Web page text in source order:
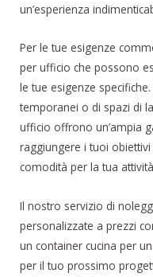
un’esperienza
Per le tue esigenze
per ufficio che possono
le tue esigenze
temporanei o di spazi di
ufficio offrono un’ampia
raggiungere i tuoi
comodità per la tua
Il nostro servizio di
personalizzate a prezzi
un container cucina per
per il tuo prossimo